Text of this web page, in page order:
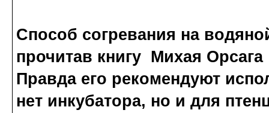
Способ согревания на
прочитав книгу Михая
Правда его рекомендуют
нет инкубатора, но и для